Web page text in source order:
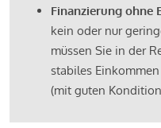
Finanzierung ohne
kein oder nur
müssen Sie in der
stabiles
(mit guten